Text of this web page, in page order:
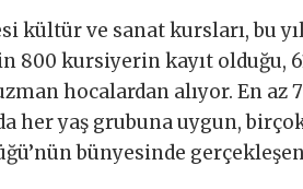
kültür ve sanat kursları, bu
800 kursiyerin kayıt olduğu,
hocalardan alıyor. En az 7
her yaş grubuna uygun,
bünyesinde